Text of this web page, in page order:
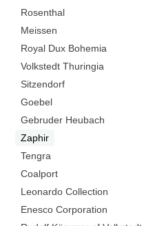
Rosenthal
Meissen
Royal Dux Bohemia
Volkstedt Thuringia
Sitzendorf
Goebel
Gebruder Heubach
Zaphir
Tengra
Coalport
Leonardo Collection
Enesco Corporation